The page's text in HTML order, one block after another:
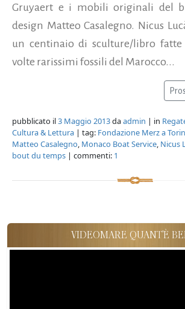
Gruyaert e i mobili originali del
design Matteo Casalegno. Nicus
un centinaio di sculture/libro
volte rarissimi fossili del Marocco...
pubblicato il3 Maggio 2013daadmin | in
Cultura & Lettura | tag: Fondazione Merz a
Matteo Casalegno, Monaco Boat Service, Nicus
bout du temps | commenti: 1
VIDEOMARE QUANT'È